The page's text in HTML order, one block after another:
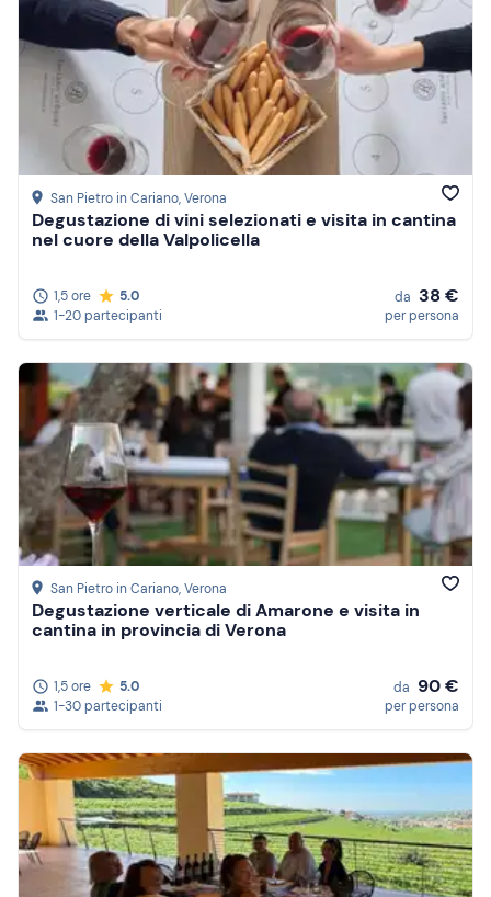
San Pietro in Cariano, Verona
Degustazione di vini selezionati e visita in cantina
nel cuore della Valpolicella
1,5 ore
5.0
1-20 partecipanti
da 38 €
per persona
San Pietro in Cariano, Verona
Degustazione verticale di Amarone e visita in
cantina in provincia di Verona
1,5 ore
5.0
1-30 partecipanti
da 90 €
per persona